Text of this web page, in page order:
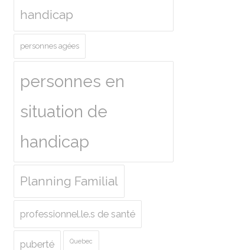
handicap
personnes agées
personnes en
situation de
handicap
Planning Familial
professionnel.le.s de santé
puberté Quebec